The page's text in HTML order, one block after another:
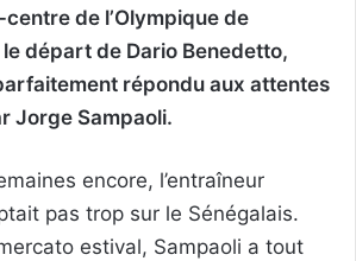
de l’Olympique de
départ de Dario Benedetto,
répondu aux attentes
Jorge Sampaoli.
encore, l’entraîneur
pas trop sur le Sénégalais.
estival, Sampaoli a tout